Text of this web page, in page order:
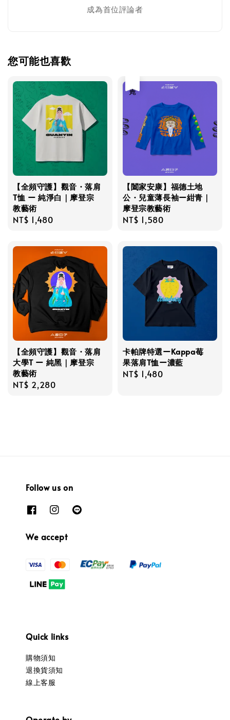
成為首位評論者
您可能也喜歡
【全頻守護】觀音・落肩
T恤 ー 純淨白｜摩登宗
教藝術
Regular
NT$ 1,480
【闔家安康】福德土地
公・兒童薄長袖ー紺青｜
摩登宗教藝術
Regular
NT$ 1,580
【全頻守護】觀音・落肩
大學T ー 純黑｜摩登宗
教藝術
Regular
NT$ 2,280
卡帕牌特選ーKappa莓
果落肩T恤ー濃藍
Regular
NT$ 1,480
Follow us on
We accept
Quick links
購物須知
退換貨須知
線上客服